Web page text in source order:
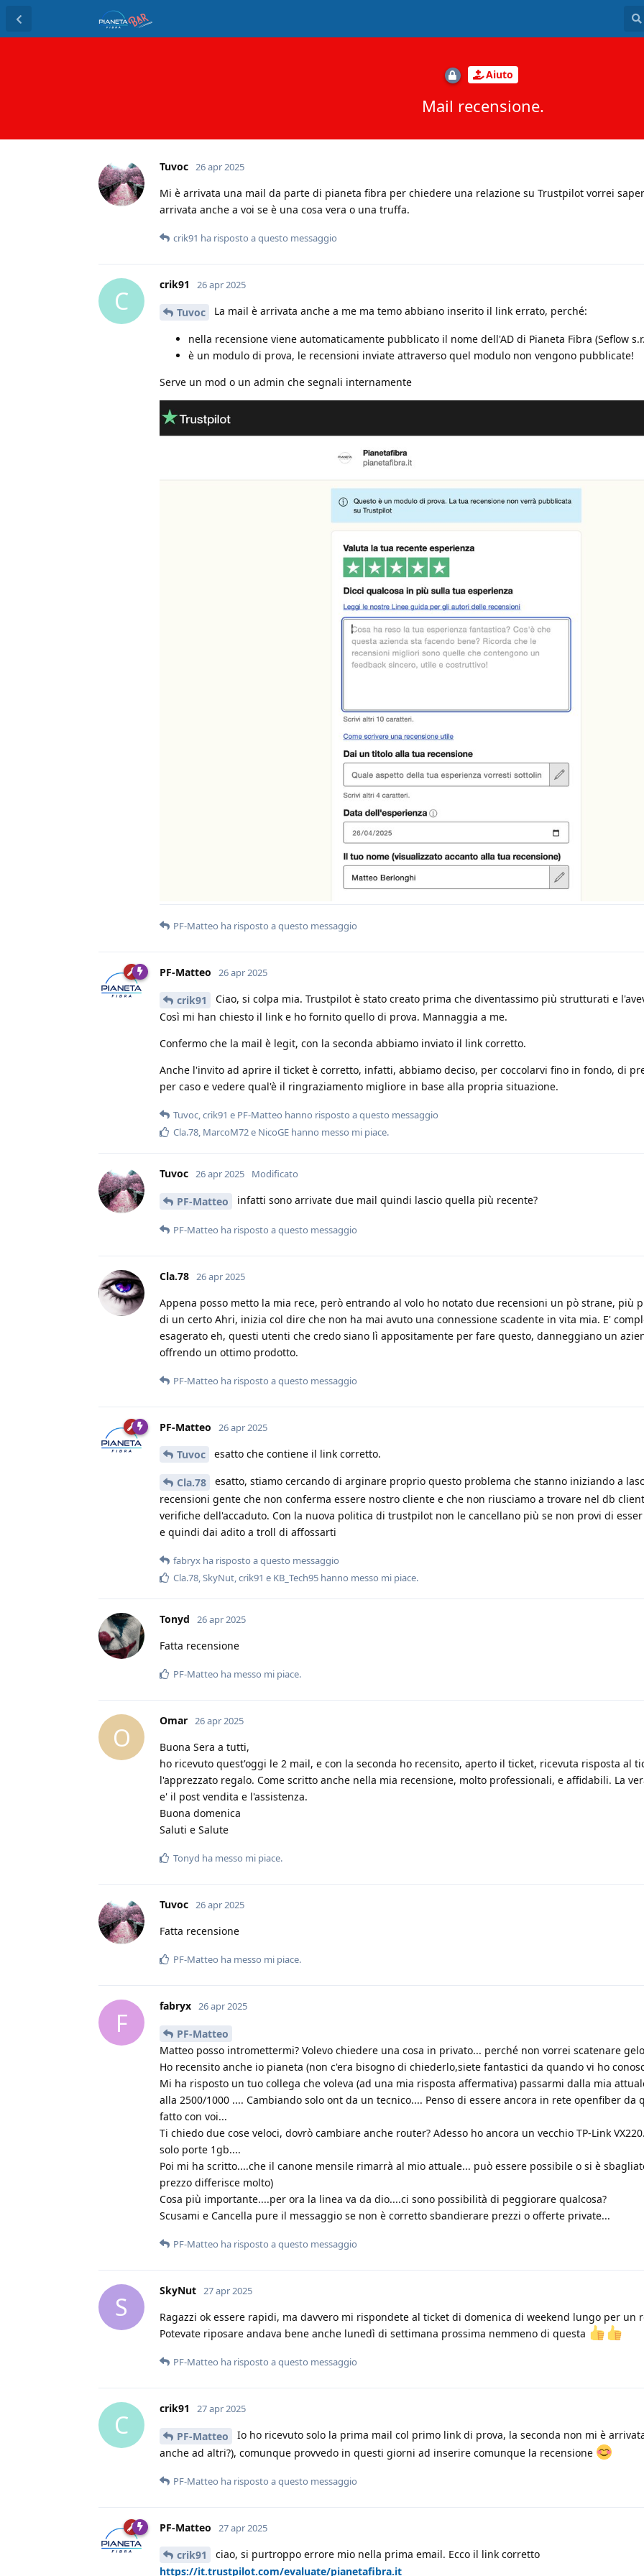
Aiuto
Mail recensione.
Tuvoc 26 apr 2025
Mi è arrivata una mail da parte di pianeta fibra per chiedere una relazione su Trustpilot vorrei
arrivata anche a voi se è una cosa vera o una truffa.
crik91 ha risposto a questo messaggio
C
crik91 26 apr 2025
Tuvoc La mail è arrivata anche a me ma temo abbiano inserito il link errato, perché:
nella recensione viene automaticamente pubblicato il nome dell'AD di Pianeta Fibra (Seflow
è un modulo di prova, le recensioni inviate attraverso quel modulo non vengono pubblicate!
Serve un mod o un admin che segnali internamente
PF-Matteo ha risposto a questo messaggio
PF-Matteo 26 apr 2025
crik91
Ciao, si colpa mia. Trustpilot è stato creato prima che diventassimo più strutturati e
Così mi han chiesto il link e ho fornito quello di prova. Mannaggia a me.
Confermo che la mail è legit, con la seconda abbiamo inviato il link corretto.
Anche l'invito ad aprire il ticket è corretto, infatti, abbiamo deciso, per coccolarvi fino in fondo, di
per caso e vedere qual'è il ringraziamento migliore in base alla propria situazione.
Tuvoc,crik91 e PF-Matteo hanno risposto a questo messaggio
Cla.78, MarcoM72e NicoGE hanno messo mi piace.
Tuvoc 26 apr 2025 Modificato
PF-Matteo infatti sono arrivate due mail quindi lascio quella più recente?
PF-Matteo ha risposto a questo messaggio
Cla.78 26 apr 2025
Appena posso metto la mia rece, però entrando al volo ho notato due recensioni un pò strane, più
di un certo Ahri, inizia col dire che non ha mai avuto una connessione scadente in vita mia. E'
esagerato eh, questi utenti che credo siano lì appositamente per fare questo, danneggiano un
offrendo un ottimo prodotto.
PF-Matteo ha risposto a questo messaggio
PF-Matteo 26 apr 2025
Tuvoc esatto che contiene il link corretto.
Cla.78
esatto, stiamo cercando di arginare proprio questo problema che stanno iniziando a
recensioni gente che non conferma essere nostro cliente e che non riusciamo a trovare nel db
verifiche dell'accaduto. Con la nuova politica di trustpilot non le cancellano più se non provi di
e quindi dai adito a troll di affossarti
fabryx ha risposto a questo messaggio
Cla.78,SkyNut,crik91 e KB_Tech95 hanno messo mi piace.
Tonyd 26 apr 2025
Fatta recensione
PF-Matteo ha messo mi piace.
O
Omar 26 apr 2025
Buona Sera a tutti,
ho ricevuto quest'oggi le 2 mail, e con la seconda ho recensito, aperto il ticket, ricevuta risposta al
l'apprezzato regalo. Come scritto anche nella mia recensione, molto professionali, e affidabili. La
e' il post vendita e l'assistenza.
Buona domenica
Saluti e Salute
Tonyd ha messo mi piace.
Tuvoc 26 apr 2025
Fatta recensione
PF-Matteo ha messo mi piace.
F
fabryx 26 apr 2025
PF-Matteo
Matteo posso intromettermi? Volevo chiedere una cosa in privato... perché non vorrei scatenare
Ho recensito anche io pianeta (non c'era bisogno di chiederlo,siete fantastici da quando vi ho
Mi ha risposto un tuo collega che voleva (ad una mia risposta affermativa) passarmi dalla mia
alla 2500/1000 .... Cambiando solo ont da un tecnico.... Penso di essere ancora in rete openfiber da
fatto con voi...
Ti chiedo due cose veloci, dovrò cambiare anche router? Adesso ho ancora un vecchio TP-Link
solo porte 1gb....
Poi mi ha scritto....che il canone mensile rimarrà al mio attuale... può essere possibile o si è
prezzo differisce molto)
Cosa più importante....per ora la linea va da dio....ci sono possibilità di peggiorare qualcosa?
Scusami e Cancella pure il messaggio se non è corretto sbandierare prezzi o offerte private...
PF-Matteo ha risposto a questo messaggio
S
SkyNut 27 apr 2025
Ragazzi ok essere rapidi, ma davvero mi rispondete al ticket di domenica di weekend lungo per un
Potevate riposare andava bene anche lunedì di settimana prossima nemmeno di questa
PF-Matteo ha risposto a questo messaggio
C
crik91 27 apr 2025
PF-Matteo
Io ho ricevuto solo la prima mail col primo link di prova, la seconda non mi è
anche ad altri?), comunque provvedo in questi giorni ad inserire comunque la recensione
PF-Matteo ha risposto a questo messaggio
PF-Matteo 27 apr 2025
crik91
ciao, si purtroppo errore mio nella prima email. Ecco il link corretto
https://it.trustpilot.com/evaluate/pianetafibra.it